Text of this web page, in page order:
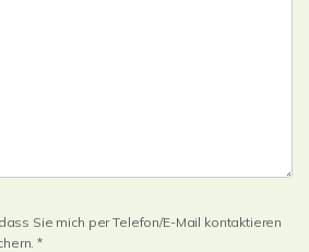
Sie mich per Telefon/E-Mail kontaktieren
*